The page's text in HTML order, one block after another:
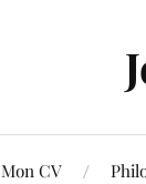
Mon CV